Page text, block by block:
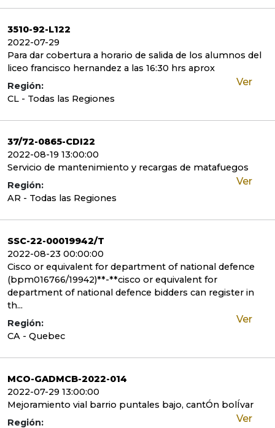
3510-92-L122
2022-07-29
Para dar cobertura a horario de salida de los alumnos del
liceo francisco hernandez a las 16:30 hrs aprox
Región:
CL - Todas las Regiones
Ver
37/72-0865-CDI22
2022-08-19 13:00:00
Servicio de mantenimiento y recargas de matafuegos
Región:
AR - Todas las Regiones
Ver
SSC-22-00019942/T
2022-08-23 00:00:00
Cisco or equivalent for department of national defence
(bpm016766/19942)**-**cisco or equivalent for
department of national defence bidders can register in
th...
Región:
CA - Quebec
Ver
MCO-GADMCB-2022-014
2022-07-29 13:00:00
Mejoramiento vial barrio puntales bajo, cantÓn bolÍvar
Región:
Ver